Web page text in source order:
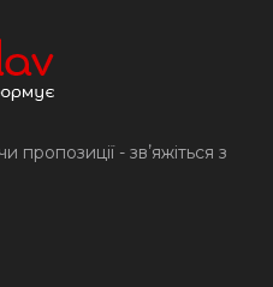
пропозиції - звʼяжіться з